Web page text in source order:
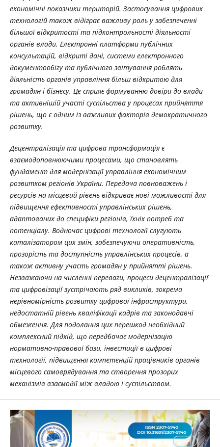
економічні показники територій. Застосування цифрових
технологій також відіграє важливу роль у забезпеченні
більшої відкритості та підконтрольності діяльності
органів влади. Електронні платформи публічних
консультацій, відкриті дані, системи електронного
документообігу та публічного звітування роблять
діяльність органів управління більш відкритою для
громадян і бізнесу. Це сприяє формуванню довіри до влади
та активнішій участі суспільства у процесах прийняття
рішень, що є одним із важливих факторів демократичного
розвитку.
Децентралізація та цифрова трансформація є
взаємодоповнюючими процесами, що становлять
фундамент для модернізації управління економічним
розвитком регіонів України. Передача повноважень і
ресурсів на місцевий рівень відкриває нові можливості для
підвищення ефективності управлінських рішень,
адаптованих до специфіки регіонів, їхніх потреб та
потенціалу. Водночас цифрові технології слугують
каталізатором цих змін, забезпечуючи оперативність,
прозорість та доступність управлінських процесів, а
також активну участь громадян у прийнятті рішень.
Незважаючи на численні переваги, процеси децентралізації
та цифровізації зустрічають ряд викликів, зокрема
нерівномірність розвитку цифрової інфраструктури,
недостатній рівень кваліфікації кадрів та законодавчі
обмеження. Для подолання цих перешкод необхідний
комплексний підхід, що передбачає модернізацію
нормативно-правової бази, інвестиції в цифрові
технології, підвищення компетенцій працівників органів
місцевого самоврядування та створення прозорих
механізмів взаємодії між владою і суспільством.